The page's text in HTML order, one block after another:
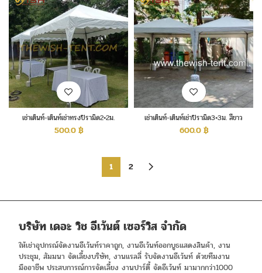
เช่าเต็นท์-เต็นท์เช่าทรงปิรามิด2×2ม.
500.0฿
เช่าเต็นท์-เต็นท์เช่าปิรามิด3×3ม. สีขาว
600.0฿
1 2
บริษัท เดอะ วิช อีเว้นต์ เซอร์วิส จำกัด
ให้เช่าอุปกรณ์จัดงานอีเว้นท์ราคาถูก, งานอีเว้นท์ออกบูธแสดงสินค้า, งาน
ประชุม, สัมมนา จัดเลี้ยงบริษัท, งานแรลลี่ รับจัดงานอีเว้นท์ ด้วยทีมงาน
มืออาชีพ ประสบการณ์การจัดเลี้ยง งานปาร์ตี้ จัดอีเว้นท์ มามากกว่า1000